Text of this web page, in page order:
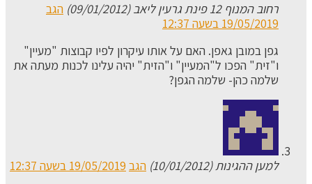
רחוב המנוף 12 פינת גרעין ליאב (09/01/2012)
הגב
19/05/2019 בשעה 12:37
גפן במובן גאפן. האם על אותו עיקרון לפיו קבוצות "מעיין"
ו"זית" הפכו ל"המעיין" ו"הזית" יהיה עלינו לכנות מעתה את
שלמה כהן- שלמה הגפן?
למען ההגינות (10/01/2012) הגב 19/05/2019 בשעה 12:37